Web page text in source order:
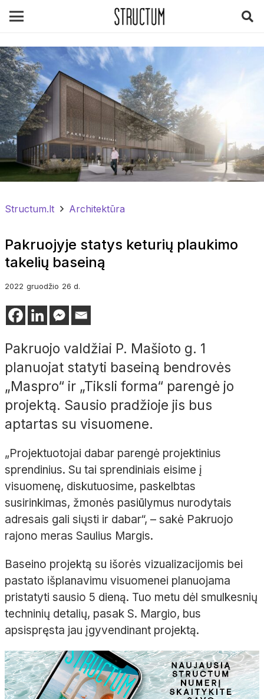
Structum.lt Architektūra
Pakruojyje statys keturių plaukimo
takelių baseiną
2022 gruodžio 26 d.
Pakruojo valdžiai P. Mašioto g. 1
planuojat statyti baseiną bendrovės
„Maspro“ ir „Tiksli forma“ parengė jo
projektą. Sausio pradžioje jis bus
aptartas su visuomene.
„Projektuotojai dabar parengė projektinius
sprendinius. Su tai sprendiniais eisime į
visuomenę, diskutuosime, paskelbtas
susirinkimas, žmonės pasiūlymus nurodytais
adresais gali siųsti ir dabar“, – sakė Pakruojo
rajono meras Saulius Margis.
Baseino projektą su išorės vizualizacijomis bei
pastato išplanavimu visuomenei planuojama
pristatyti sausio 5 dieną. Tuo metu dėl smulkesnių
techninių detalių, pasak S. Margio, bus
apsispręsta jau įgyvendinant projektą.